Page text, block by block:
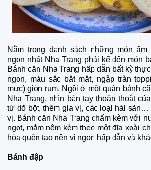
Nằm trong danh sách những món
ngon nhất Nha Trang phải kể đến món
Bánh căn Nha Trang hấp dẫn bất kỳ
ngon, màu sắc bắt mắt, ngập tràn
mực) giòn rụm. Ngồi ở một quán bánh
Nha Trang, nhìn bàn tay thoăn thoắt
từ đổ bột, thêm gia vị, các loại hải sản…
vị. Bánh căn Nha Trang chấm kèm với
ngọt, mắm nêm kèm theo một đĩa xoài
hòa quện tạo nên vị ngon hấp dẫn và
Bánh đập